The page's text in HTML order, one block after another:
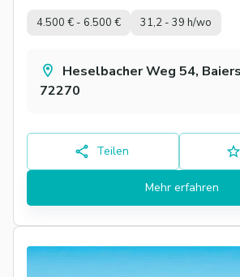
4.500 € - 6.500 € 31,2 - 39 h/wo
Heselbacher Weg 54,
72270
Teilen
Mehr erfahren